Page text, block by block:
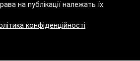
на публікації належать їх
конфіденційності